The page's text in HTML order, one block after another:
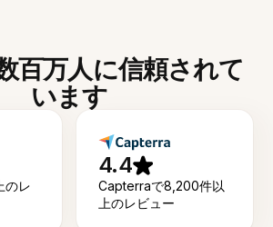
百万人に信頼されて
います
のレ
4.4
Capterraで8,200件以
上のレビュー